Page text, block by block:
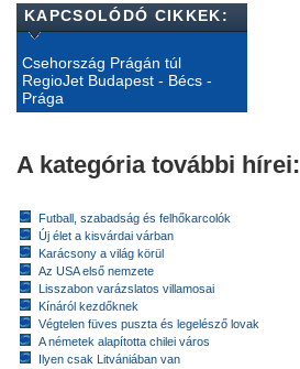
KAPCSOLÓDÓ CIKKEK:
Csehország Prágán túl
RegioJet Budapest - Bécs -
Prága
A kategória további hírei:
Futball, szabadság és felhőkarcolók
Új élet a kisvárdai várban
Karácsony a világ körül
Az USA első nemzete
Lisszabon varázslatos villamosai
Kínáról kezdőknek
Végtelen füves puszta és legelésző lovak
A németek alapította chilei város
Ilyen csak Litvániában van